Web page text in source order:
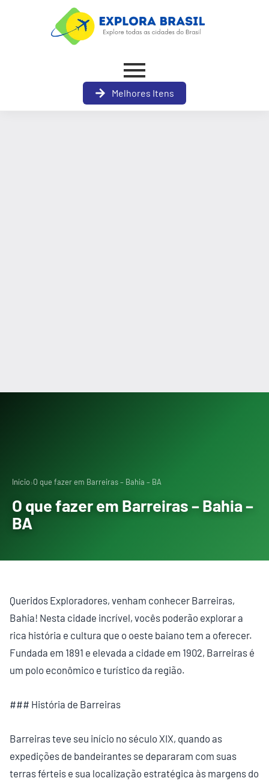
Melhores Itens
Início›O que fazer em Barreiras – Bahia – BA
O que fazer em Barreiras – Bahia –
BA
Queridos Exploradores, venham conhecer Barreiras,
Bahia! Nesta cidade incrível, vocês poderão explorar a
rica história e cultura que o oeste baiano tem a oferecer.
Fundada em 1891 e elevada a cidade em 1902, Barreiras é
um polo econômico e turístico da região.
### História de Barreiras
Barreiras teve seu início no século XIX, quando as
expedições de bandeirantes se depararam com suas
terras férteis e sua localização estratégica às margens do